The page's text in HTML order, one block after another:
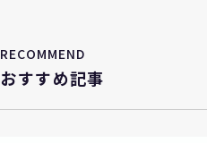
RECOMMEND
おすすめ記事